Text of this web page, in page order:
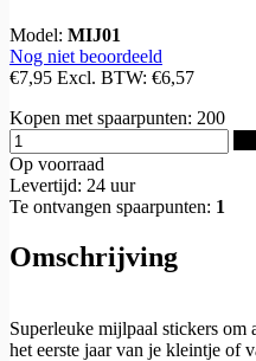
Model: MIJ01
Nog niet beoordeeld
€7,95 Excl. BTW: €6,57
Kopen met spaarpunten: 200
Op voorraad
Levertijd: 24 uur
Te ontvangen spaarpunten: 1
Omschrijving
Superleuke mijlpaal stickers om
het eerste jaar van je kleintje of